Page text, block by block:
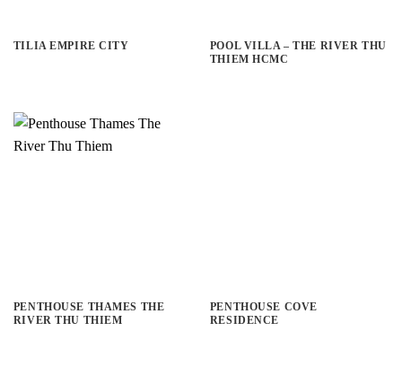
TILIA EMPIRE CITY
POOL VILLA – THE RIVER THU
THIEM HCMC
PENTHOUSE THAMES THE
RIVER THU THIEM
PENTHOUSE COVE
RESIDENCE